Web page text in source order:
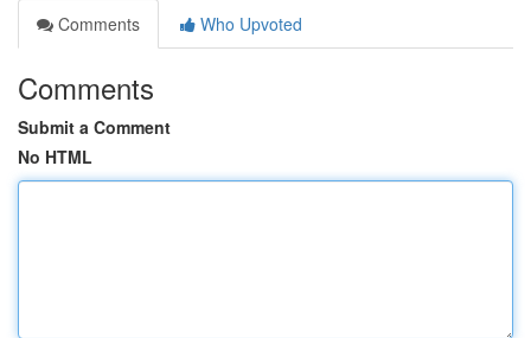
Comments
Who Upvoted
Comments
Submit a Comment
No HTML